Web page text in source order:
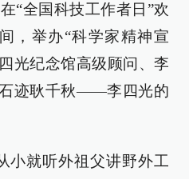
“全国科技工作者日”欢
，举办“科学家精神宣
光纪念馆高级顾问、李
石迹耿千秋——李四光的
小就听外祖父讲野外工